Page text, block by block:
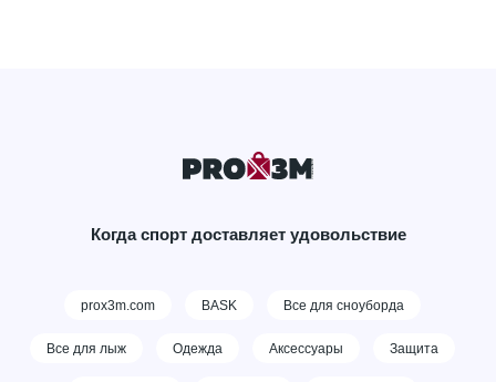
Когда спорт доставляет удовольствие
prox3m.com BASK Все для сноуборда
Все для лыж Одежда Аксессуары Защита